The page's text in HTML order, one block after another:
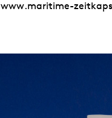
www.maritime-